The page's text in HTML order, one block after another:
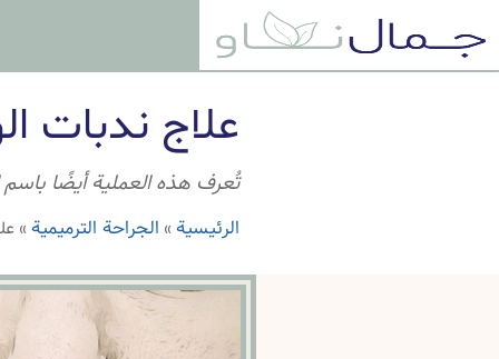
علاج ندبات
تُعرف هذه العملية أيضًا باسم
الرئيسية » الجراحة الترميمية »